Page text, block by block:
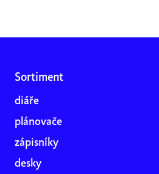
Sortiment
diáře
plánovače
zápisníky
desky